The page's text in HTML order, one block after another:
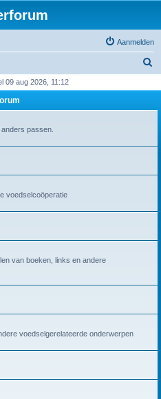
Aanmelden
k
09 aug 2026, 11:12
passen.
voedselcoöperatie
van boeken, links en andere
voedselgerelateerde onderwerpen